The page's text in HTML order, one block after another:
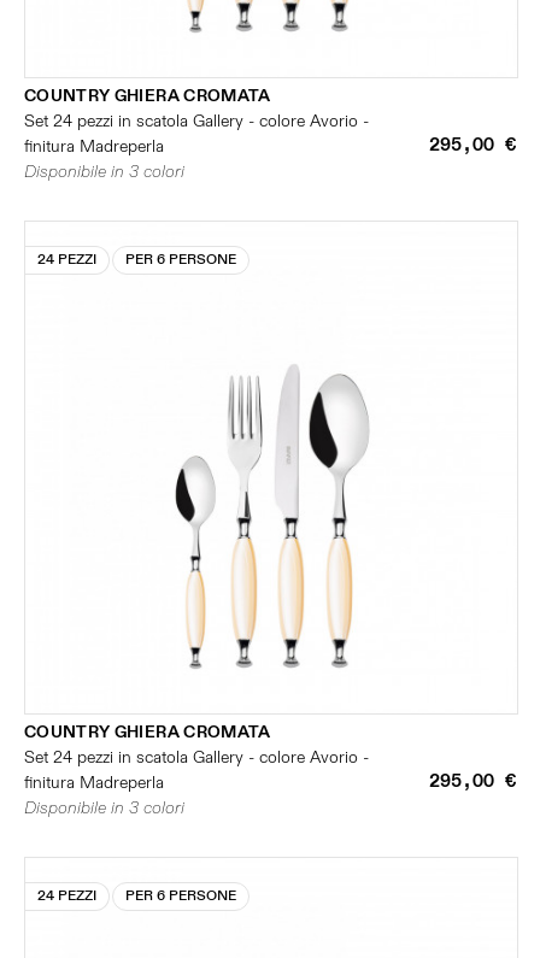
COUNTRY GHIERA CROMATA
Set 24 pezzi in scatola Gallery - colore Avorio -
finitura Madreperla
295,00 €
Disponibile in 3 colori
24 PEZZI PER 6 PERSONE
COUNTRY GHIERA CROMATA
Set 24 pezzi in scatola Gallery - colore Avorio -
finitura Madreperla
295,00 €
Disponibile in 3 colori
24 PEZZI PER 6 PERSONE